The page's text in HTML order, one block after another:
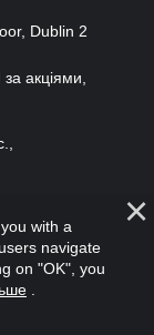
Dublin 2
акціями,
with a
navigate
on "OK", you